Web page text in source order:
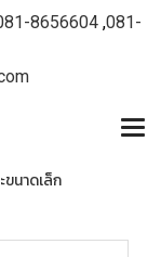
8656604 ,081-
ขนาดเล็ก